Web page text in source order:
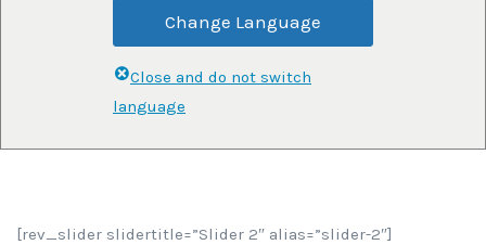
Change Language
Close and do not switch
language
[rev_slider slidertitle=”Slider 2″ alias=”slider-2″]